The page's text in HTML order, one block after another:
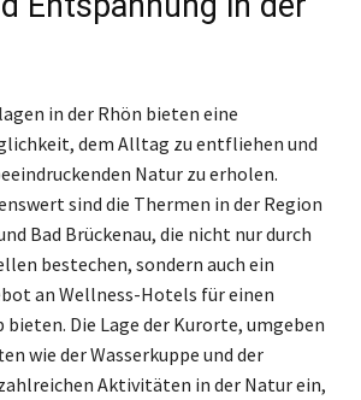
in der Rhön bieten eine
dem Alltag zu entfliehen und
Natur zu erholen.
sind die Thermen in der Region
Bad Brückenau, die nicht nur durch
bestechen, sondern auch ein
an Wellness-Hotels für einen
Die Lage der Kurorte, umgeben
wie der Wasserkuppe und der
Aktivitäten in der Natur ein,